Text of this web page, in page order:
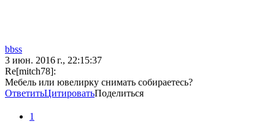
bbss
3 июн. 2016 г., 22:15:37
Re[mitch78]:
Мебель или ювелирку снимать собираетесь?
ОтветитьЦитироватьПоделиться
1